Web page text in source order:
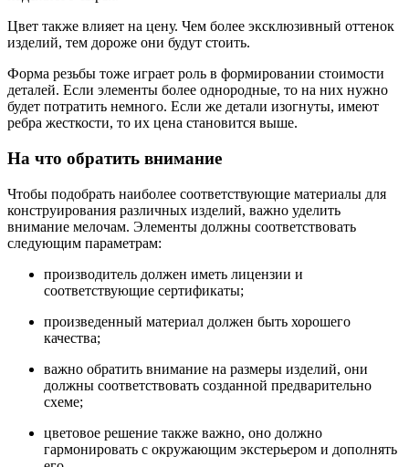
Цвет также влияет на цену. Чем более эксклюзивный оттенок
изделий, тем дороже они будут стоить.
Форма резьбы тоже играет роль в формировании стоимости
деталей. Если элементы более однородные, то на них нужно
будет потратить немного. Если же детали изогнуты, имеют
ребра жесткости, то их цена становится выше.
На что обратить внимание
Чтобы подобрать наиболее соответствующие материалы для
конструирования различных изделий, важно уделить
внимание мелочам. Элементы должны соответствовать
следующим параметрам:
производитель должен иметь лицензии и
соответствующие сертификаты;
произведенный материал должен быть хорошего
качества;
важно обратить внимание на размеры изделий, они
должны соответствовать созданной предварительно
схеме;
цветовое решение также важно, оно должно
гармонировать с окружающим экстерьером и дополнять